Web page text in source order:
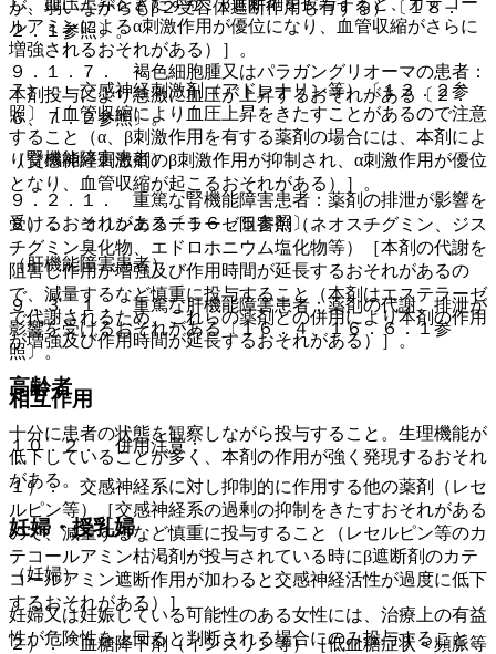
ルアミンによるα刺激作用が優位になり、血管収縮がさらに
増強されるおそれがある）］。
７）． 交感神経刺激剤（アドレナリン等）〔１３．２参
照〕［血管収縮により血圧上昇をきたすことがあるので注意
すること（α、β刺激作用を有する薬剤の場合には、本剤によ
り交感神経刺激剤のβ刺激作用が抑制され、α刺激作用が優位
となり、血管収縮が起こるおそれがある）］。
８）． コリンエステラーゼ阻害剤（ネオスチグミン、ジス
チグミン臭化物、エドロホニウム塩化物等）［本剤の代謝を
阻害し作用が増強及び作用時間が延長するおそれがあるの
で、減量するなど慎重に投与すること（本剤はエステラーゼ
で代謝されるため、これらの薬剤との併用により本剤の作用
が増強及び作用時間が延長するおそれがある）］。
高齢者
十分に患者の状態を観察しながら投与すること。生理機能が
低下していることが多く、本剤の作用が強く発現するおそれ
がある。
妊婦・授乳婦
（妊婦）
妊婦又は妊娠している可能性のある女性には、治療上の有益
性が危険性を上回ると判断される場合にのみ投与すること。
が、弱いながらもβ２受容体遮断作用も有する）〔１８．
２．１参照〕。
９．１．７． 褐色細胞腫又はパラガングリオーマの患者：
本剤投与により急激に血圧が上昇するおそれがある〔２．
６、７．２参照〕。
（腎機能障害患者）
９．２．１． 重篤な腎機能障害患者：薬剤の排泄が影響を
受けるおそれがある〔１６．５参照〕。
（肝機能障害患者）
９．３．１． 重篤な肝機能障害患者：薬剤の代謝、排泄が
影響を受けるおそれがある〔１６．４、１６．６．１参
照〕。
相互作用
１０．２． 併用注意：
１）． 交感神経系に対し抑制的に作用する他の薬剤（レセ
ルピン等）［交感神経系の過剰の抑制をきたすおそれがある
ので、減量するなど慎重に投与すること（レセルピン等のカ
テコールアミン枯渇剤が投与されている時にβ遮断剤のカテ
コールアミン遮断作用が加わると交感神経活性が過度に低下
するおそれがある）］。
２）． 血糖降下剤（インスリン等）［低血糖症状＜頻脈等